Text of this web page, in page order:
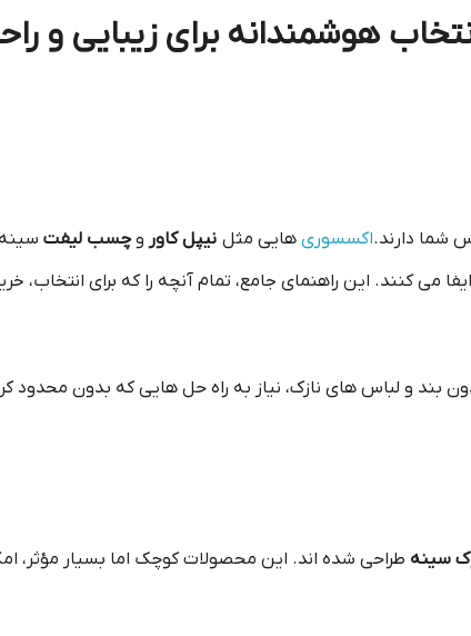
هوشمندانه برای زیبایی و
شما دارند.اکسسوری هایی مثل نیپل کاور وچسب لیفت
کنند. این راهنمای جامع، تمام آنچه را که برای انتخاب،
بند و لباس های نازک، نیاز به راه حل هایی که بدون محدود
سینه طراحی شده اند. این محصولات کوچک اما بسیار مؤثر،